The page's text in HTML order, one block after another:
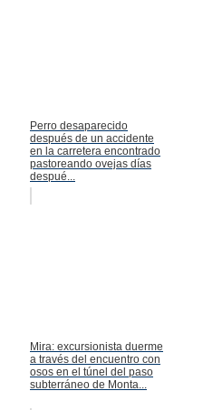
Perro desaparecido
después de un accidente
en la carretera encontrado
pastoreando ovejas días
despué...
Mira: excursionista duerme
a través del encuentro con
osos en el túnel del paso
subterráneo de Monta...